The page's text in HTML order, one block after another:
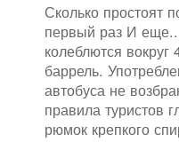
Сколько простоят
первый раз И
колеблются вокруг
баррель.
автобуса не
правила туристов
рюмок крепкого